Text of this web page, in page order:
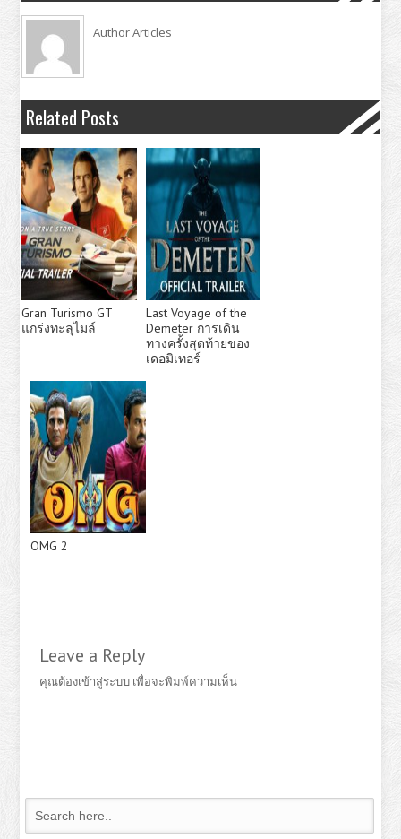
Author Articles
Related Posts
Gran Turismo GT
แกร่งทะลุไมล์
Last Voyage of the
Demeter การเดิน
ทางครั้งสุดท้ายของ
เดอมิเทอร์
OMG 2
Leave a Reply
คุณต้องเข้าสู่ระบบ เพื่อจะพิมพ์ความเห็น